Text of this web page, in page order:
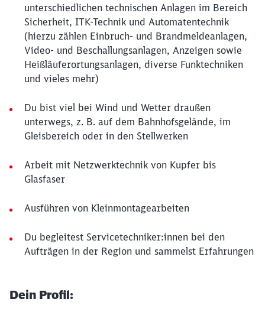
unterschiedlichen technischen Anlagen im Bereich
Sicherheit, ITK-Technik und Automatentechnik
(hierzu zählen Einbruch- und Brandmeldeanlagen,
Video- und Beschallungsanlagen, Anzeigen sowie
Heißläuferortungsanlagen, diverse Funktechniken
und vieles mehr)
Du bist viel bei Wind und Wetter draußen
unterwegs, z. B. auf dem Bahnhofsgelände, im
Gleisbereich oder in den Stellwerken
Arbeit mit Netzwerktechnik von Kupfer bis
Glasfaser
Ausführen von Kleinmontagearbeiten
Du begleitest Servicetechniker:innen bei den
Aufträgen in der Region und sammelst Erfahrungen
Dein Profil: